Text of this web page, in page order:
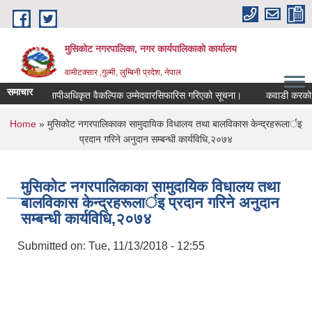
Skip to main content
मुसिकोट नगरपालिका, नगर कार्यपालिकाकाे कार्यालय
वामीटक्सार ,गुल्मी, लुम्बिनी प्रदेश, नेपाल
समाचारनापीअधिकृत वैकल्पिक उम्मेदवारसिफारिस गरिएको सूचना। कवाडी करको
You are here
Home » मुसिकाेट नगरपालिकाका सामुदायिक विधालय तथा बालविकास केन्द्रहरूलार्इ
प्रदान गरिने अनुदान सम्बन्धी कार्यविधि,२०७४
मुसिकाेट नगरपालिकाका सामुदायिक विधालय तथा
बालविकास केन्द्रहरूलार्इ प्रदान गरिने अनुदान
सम्बन्धी कार्यविधि,२०७४
Submitted on: Tue, 11/13/2018 - 12:55